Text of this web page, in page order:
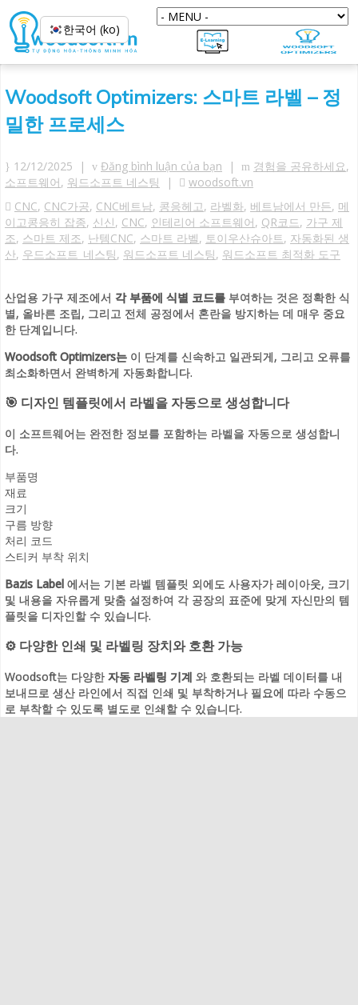
Woodsoft Optimizers: 스마트 라벨 – 정
밀한 프로세스
12/12/2025 | Đăng bình luận của bạn | 경험을 공유하세요,
소프트웨어, 워드소프트 네스팅 |
woodsoft.vn
CNC, CNC가공, CNC베트남, 콩응헤고, 라벨화, 베트남에서 만든, 메
이고콩응히 잡종, 신신, CNC, 인테리어 소프트웨어, QR코드, 가구 제
조, 스마트 제조, 난템CNC, 스마트 라벨, 토이우산슈아트, 자동화된 생
산, 우드소프트_네스팅, 워드소프트 네스팅, 워드소프트 최적화 도구
산업용 가구 제조에서 각 부품에 식별 코드를 부여하는 것은 정확한 식
별, 올바른 조립, 그리고 전체 공정에서 혼란을 방지하는 데 매우 중요
한 단계입니다.
Woodsoft Optimizers는 이 단계를 신속하고 일관되게, 그리고 오류를
최소화하면서 완벽하게 자동화합니다.
🎯 디자인 템플릿에서 라벨을 자동으로 생성합니다
이 소프트웨어는 완전한 정보를 포함하는 라벨을 자동으로 생성합니
다.
부품명
재료
크기
구름 방향
처리 코드
스티커 부착 위치
Bazis Label 에서는 기본 라벨 템플릿 외에도 사용자가 레이아웃, 크기
및 내용을 자유롭게 맞춤 설정하여 각 공장의 표준에 맞게 자신만의 템
플릿을 디자인할 수 있습니다.
⚙ 다양한 인쇄 및 라벨링 장치와 호환 가능
Woodsoft는 다양한 자동 라벨링 기계 와 호환되는 라벨 데이터를 내
보내므로 생산 라인에서 직접 인쇄 및 부착하거나 필요에 따라 수동으
로 부착할 수 있도록 별도로 인쇄할 수 있습니다.
한국어 (ko)